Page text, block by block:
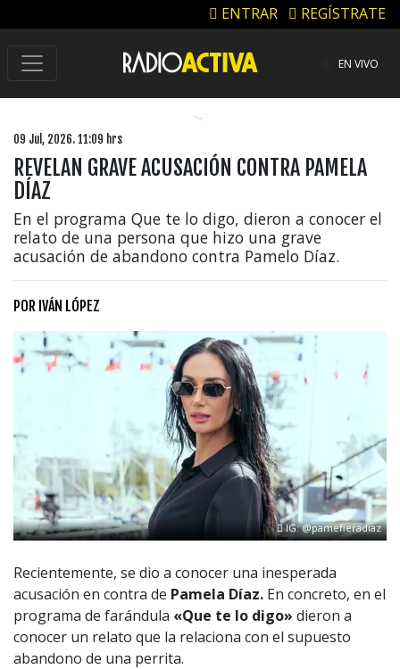
ENTRAR REGÍSTRATE
EN VIVO
09 Jul, 2026. 11:09 hrs
REVELAN GRAVE ACUSACIÓN CONTRA PAMELA
DÍAZ
En el programa Que te lo digo, dieron a conocer el
relato de una persona que hizo una grave
acusación de abandono contra Pamelo Díaz.
POR IVÁN LÓPEZ
IG: @pamefieradiaz
Recientemente, se dio a conocer una inesperada
acusación en contra de Pamela Díaz. En concreto, en el
programa de farándula «Que te lo digo» dieron a
conocer un relato que la relaciona con el supuesto
abandono de una perrita.